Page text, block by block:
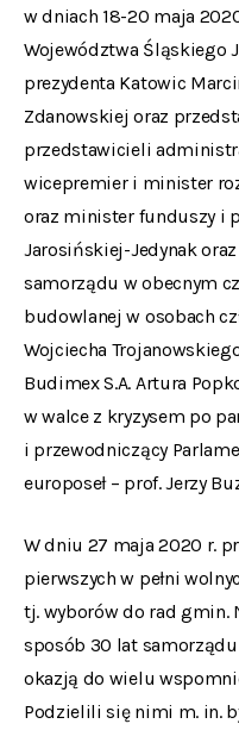
w dniach 18-20 maja
Województwa Śląskiego
prezydenta Katowic
Zdanowskiej oraz
przedstawicieli
wicepremier i minister
oraz minister funduszy i
Jarosińskiej-Jedynak
samorządu w obecnym
budowlanej w osobach
Wojciecha
Budimex S.A. Artura
w walce z kryzysem po
i przewodniczący
europoseł – prof. Jerzy
W dniu 27 maja 2020 r.
pierwszych w pełni
tj. wyborów do rad gmin.
sposób 30 lat samorządu
okazją do wielu
Podzielili się nimi m. in.